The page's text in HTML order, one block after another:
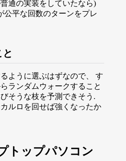
通の実装をしていたなら)
公平な回数のターンをプレ
ように選ぶはずなので、 す
ランダムウォークすること
そうな枝を予測できそう.
ルロを回せば強くなったか
トップパソコン